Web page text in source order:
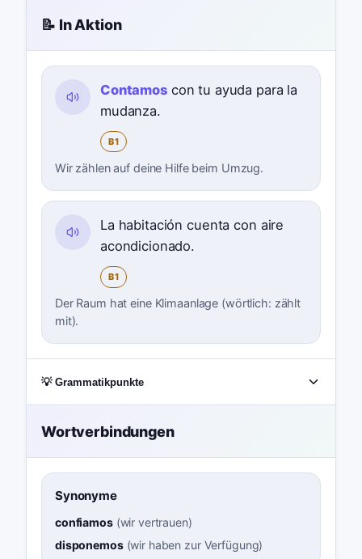
📝 In Aktion
Contamoscon tu ayuda para la
mudanza.
B1
Wir zählen auf deine Hilfe beim Umzug.
La habitación cuenta con aire
acondicionado.
B1
Der Raum hat eine Klimaanlage (wörtlich: zählt
mit).
💡 Grammatikpunkte
Wortverbindungen
Synonyme
confiamos(wir vertrauen)
disponemos(wir haben zur Verfügung)